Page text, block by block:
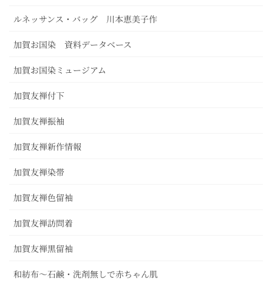
ルネッサンス・バッグ 川本恵美子作
加賀お国染 資料データベース
加賀お国染ミュージアム
加賀友禅付下
加賀友禅振袖
加賀友禅新作情報
加賀友禅染帯
加賀友禅色留袖
加賀友禅訪問着
加賀友禅黒留袖
和紡布～石鹸・洗剤無しで赤ちゃん肌